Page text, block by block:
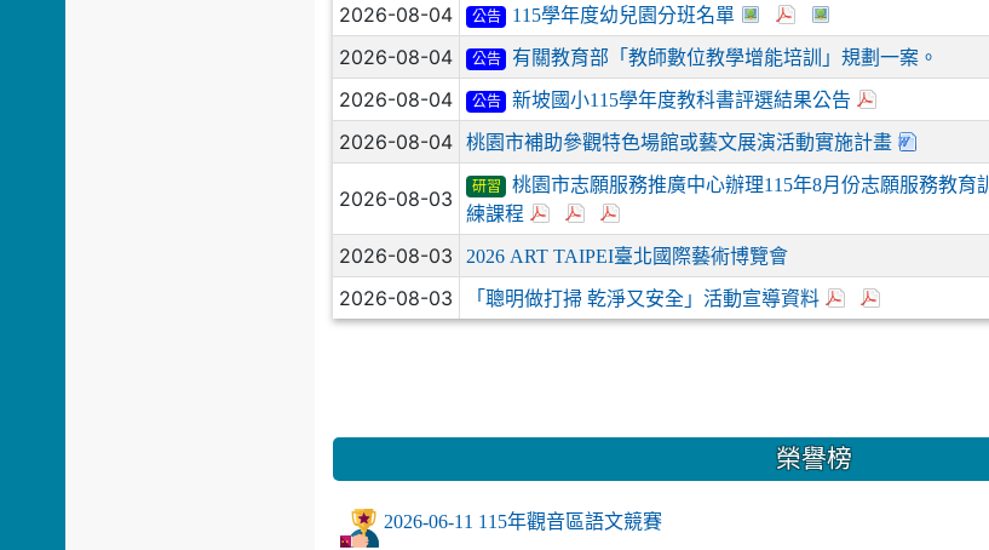
2026-08-04 公告 115學年度幼兒園分班名單
2026-08-04
公告 有關教育部「教師數位教學增能培訓」規劃一案。
2026-08-04
公告 新坡國小115學年度教科書評選結果公告
2026-08-04
桃園市補助參觀特色場館或藝文展演活動實施計畫
2026-08-03 研習
桃園市志願服務推廣中心辦理115年8月份志願服務教育訓
練課程
2026-08-03 2026 ART TAIPEI臺北國際藝術博覽會
2026-08-03
「聰明做打掃 乾淨又安全」活動宣導資料
榮譽榜
2026-06-11 115年觀音區語文競賽